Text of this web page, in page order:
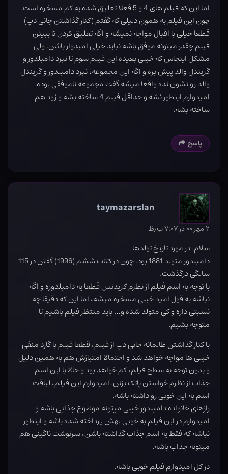
اما این که فیلم های 4 و 5 فعلا تعلیق شده یه کم مسخره است.
چون این فیلم به همون دلیلی که گفتم (کنار گذاشتن جانی دپ)
قطعا خیلی با اقبال مواجه نمیشه و اگه تعلیق کردن تا ببینن
فیلم چقدر میتونه موفق باشه نباید خیلی امیدوار باشن. ولی
مشکل اینجاس که خیلی بعیده این فیلم سوم تا نبرد دامبلدور و
گریندل والد پیش بره و اگه این مجموعه، نبرد دامبلدور و گریندل
والد رو نشون نده واقعا میشه گفت مجموعه ناموفقی بوده.
امیدوارم اینطور نشه و حداقل فیلم 4 ساخته بشه و زود هم
ساخته بشه.
پاسخ
taymazarslan
۲ مهر ۰۰ در ۷:۰۷ ب٫ظ
سلام. در مورد تاریخ تولدها
دامبلدور متولد 1881 بود. چون در کتاب ششم (1996) گفتن در 115
سالگی درگذشت.
با توجه به اسم فیلم از نظرم کریدنس قطعا یه دامبلدوره و اگه
نباشه به قول امید خیلی مسخره میشه، اما این که دقیقا چه
نسبتی داره و کی متولد شده و… باید منتظر فیلم باشیم تا
متوجه بشیم.
با کنار گذاشتن ظالمانه جانی دپ از فیلم، قطعا فیلم با گارد منفی
خیلی ها مواجه خواهد شد و احتمالا امتیازش هم به همین دلیل
و بدون توجه به سطح فیلم، کم خواهد بود و حالا با این اسم
جذاب از نظرم خواستن پاتک بزنن. امیدوارم این فیلم، لیاقت
اسم به این خوبی رو داشته باشه.
رازهای خانواده دامبلدور خیلی میتونه موضوع جذابی باشه و
امیدوارم در این فیلم به خوبی بهش پرداخته شده باشه و اینطور
نباشه که فقط یه اسم جذاب گذاشته باشن، سرنوشت ناگینی هم
میتونه جذاب باشه.
در کل امیدوارم فیلم خوبی باشه.